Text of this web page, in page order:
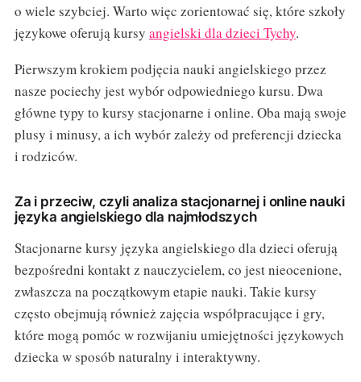
o wiele szybciej. Warto więc zorientować się, które szkoły
językowe oferują kursy angielski dla dzieci Tychy.
Pierwszym krokiem podjęcia nauki angielskiego przez
nasze pociechy jest wybór odpowiedniego kursu. Dwa
główne typy to kursy stacjonarne i online. Oba mają swoje
plusy i minusy, a ich wybór zależy od preferencji dziecka
i rodziców.
Za i przeciw, czyli analiza stacjonarnej i online nauki
języka angielskiego dla najmłodszych
Stacjonarne kursy języka angielskiego dla dzieci oferują
bezpośredni kontakt z nauczycielem, co jest nieocenione,
zwłaszcza na początkowym etapie nauki. Takie kursy
często obejmują również zajęcia współpracujące i gry,
które mogą pomóc w rozwijaniu umiejętności językowych
dziecka w sposób naturalny i interaktywny.